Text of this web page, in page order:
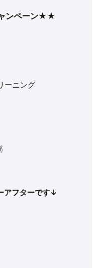
ンペーン★★
ーニング
アフターです↓